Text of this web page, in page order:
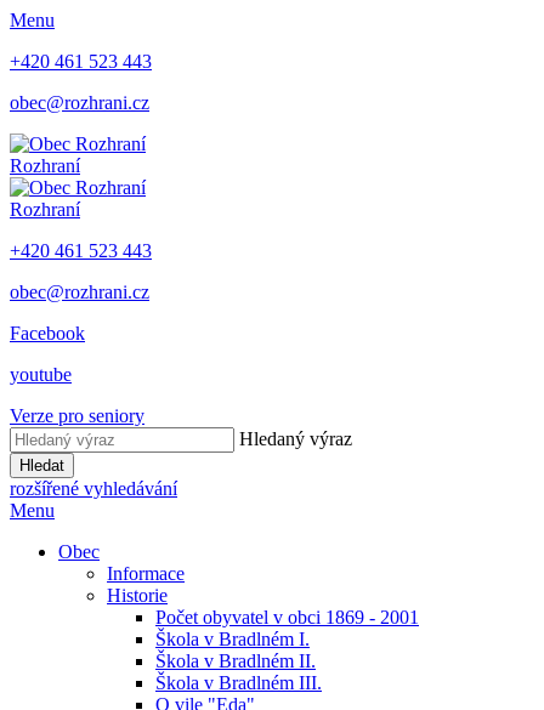
Menu
+420 461 523 443
obec@rozhrani.cz
Rozhraní
Rozhraní
+420 461 523 443
obec@rozhrani.cz
Facebook
youtube
Verze pro seniory
Hledaný výraz
Hledat
rozšířené vyhledávání
Menu
Obec
Informace
Historie
Počet obyvatel v obci 1869 - 2001
Škola v Bradlném I.
Škola v Bradlném II.
Škola v Bradlném III.
O vile "Eda"